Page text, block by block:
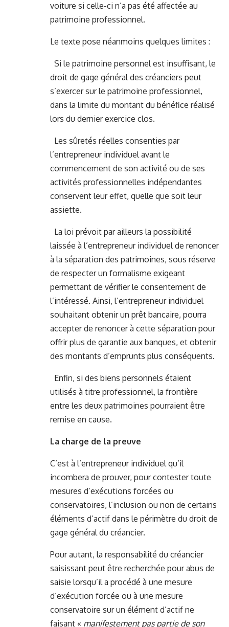
voiture si celle-ci n’a pas été affectée au
patrimoine professionnel.
Le texte pose néanmoins quelques limites :
Si le patrimoine personnel est insuffisant, le
droit de gage général des créanciers peut
s’exercer sur le patrimoine professionnel,
dans la limite du montant du bénéfice réalisé
lors du dernier exercice clos.
Les sûretés réelles consenties par
l’entrepreneur individuel avant le
commencement de son activité ou de ses
activités professionnelles indépendantes
conservent leur effet, quelle que soit leur
assiette.
La loi prévoit par ailleurs la possibilité
laissée à l’entrepreneur individuel de renoncer
à la séparation des patrimoines, sous réserve
de respecter un formalisme exigeant
permettant de vérifier le consentement de
l’intéressé. Ainsi, l’entrepreneur individuel
souhaitant obtenir un prêt bancaire, pourra
accepter de renoncer à cette séparation pour
offrir plus de garantie aux banques, et obtenir
des montants d’emprunts plus conséquents.
Enfin, si des biens personnels étaient
utilisés à titre professionnel, la frontière
entre les deux patrimoines pourraient être
remise en cause.
La charge de la preuve
C’est à l’entrepreneur individuel qu’il
incombera de prouver, pour contester toute
mesures d’exécutions forcées ou
conservatoires, l’inclusion ou non de certains
éléments d’actif dans le périmètre du droit de
gage général du créancier.
Pour autant, la responsabilité du créancier
saisissant peut être recherchée pour abus de
saisie lorsqu’il a procédé à une mesure
d’exécution forcée ou à une mesure
conservatoire sur un élément d’actif ne
faisant « manifestement pas partie de son